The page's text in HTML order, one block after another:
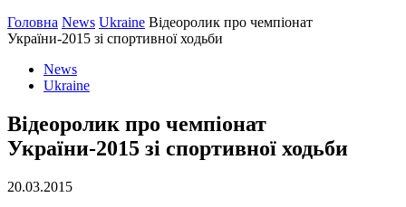
Головна News Ukraine Відеоролик про чемпіонат
України-2015 зі спортивної ходьби
News
Ukraine
Відеоролик про чемпіонат
України-2015 зі спортивної ходьби
20.03.2015